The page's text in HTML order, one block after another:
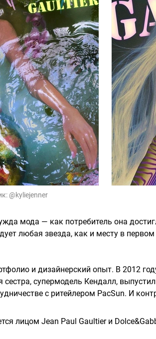
@kyliejenner
мода — как потребитель она
любая звезда, как и месту в
и дизайнерский опыт. В 2012
сестра, супермодель Кендалл,
с ритейлером PacSun. И
лицом Jean Paul Gaultier и